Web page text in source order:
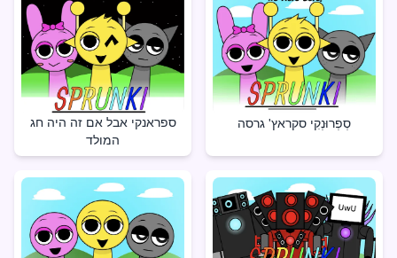
ספראנקי אבל אם זה היה חג
המולד
סְפְרוּנְקִי סקראץ' גרסה